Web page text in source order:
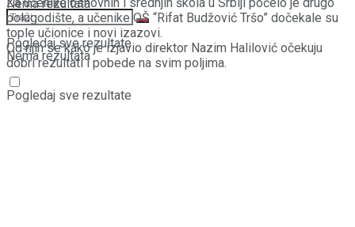
Nema rezultata
Pogledaj sve rezultate
Nema rezultata
Pogledaj sve rezultate
polugodište, a učenike OŠ “Rifat Budžović Tršo” dočekale su
tople učionice i novi izazovi.
Od njih se kako je izjavio direktor Nazim Halilović očekuju
dobri rezultati i pobede na svim poljima.